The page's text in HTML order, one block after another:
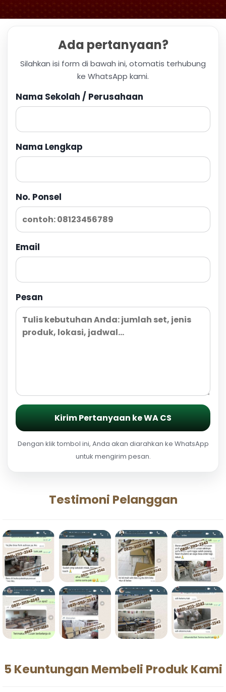
Ada pertanyaan?
Silahkan isi form di bawah ini, otomatis terhubung
ke WhatsApp kami.
Nama Sekolah / Perusahaan
Nama Lengkap
No. Ponsel
Email
Pesan
Kirim Pertanyaan ke WA CS
Dengan klik tombol ini, Anda akan diarahkan ke WhatsApp
untuk mengirim pesan.
Testimoni Pelanggan
5 Keuntungan Membeli Produk Kami